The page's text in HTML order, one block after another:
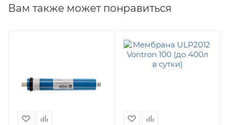
Вам также может понравиться